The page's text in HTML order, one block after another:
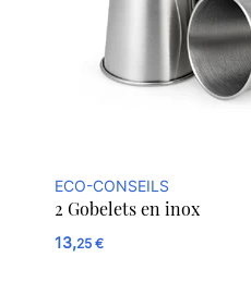
ECO-CONSEILS
2 Gobelets en inox
13,25 €